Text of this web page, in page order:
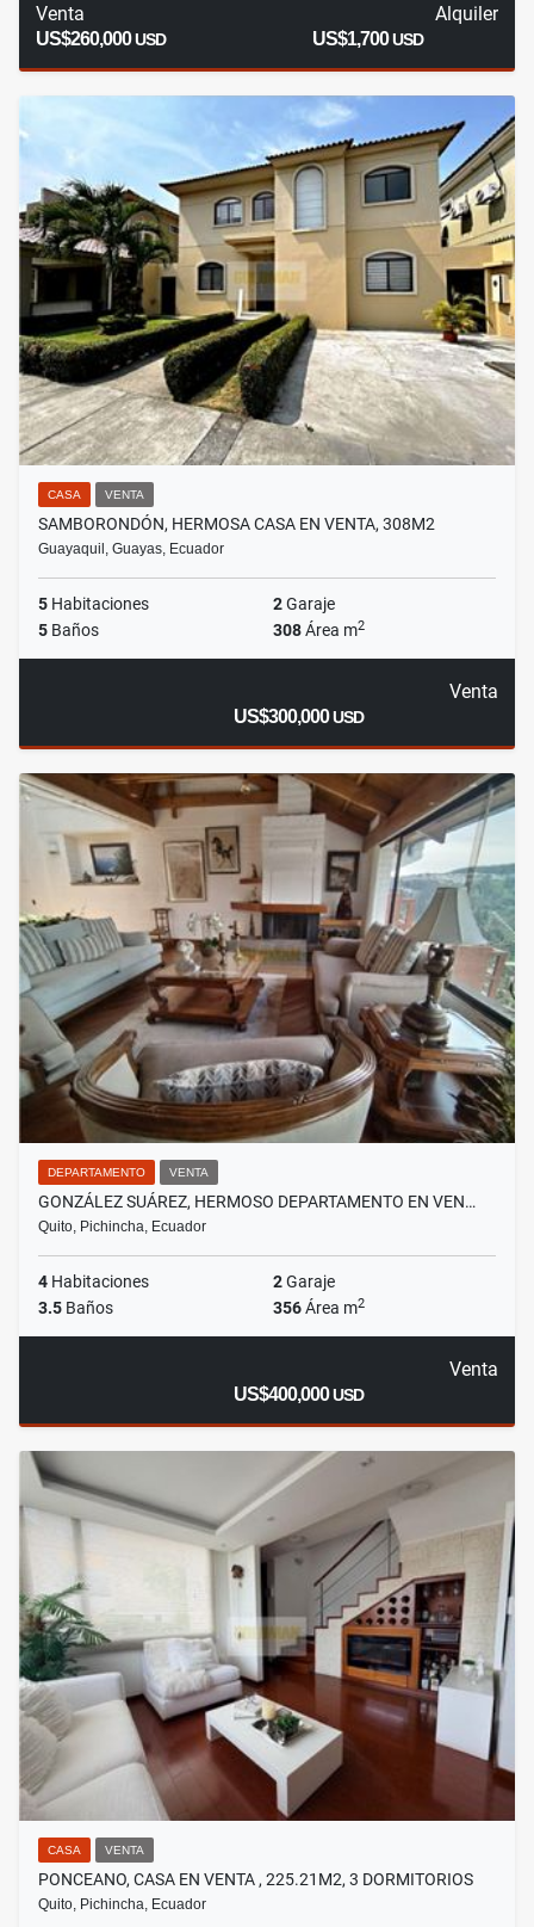
Venta
US$260,000USD
Alquiler
US$1,700USD
CASA VENTA
SAMBORONDÓN, HERMOSA CASA EN VENTA, 308M2
Guayaquil, Guayas, Ecuador
5 Habitaciones 2Garaje
5 Baños 308Área m2
Venta
US$300,000USD
DEPARTAMENTO VENTA
GONZÁLEZ SUÁREZ, HERMOSO DEPARTAMENTO EN VEN…
Quito, Pichincha, Ecuador
4 Habitaciones 2Garaje
3.5 Baños 356Área m2
Venta
US$400,000USD
CASA VENTA
PONCEANO, CASA EN VENTA , 225.21M2, 3 DORMITORIOS
Quito, Pichincha, Ecuador